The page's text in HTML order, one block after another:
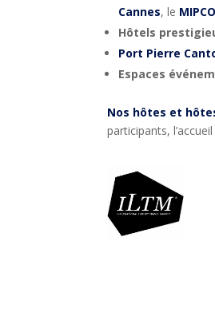
Cannes, le
Hôtels
Port Pierre
Espaces
Nos hôtes et
participants,